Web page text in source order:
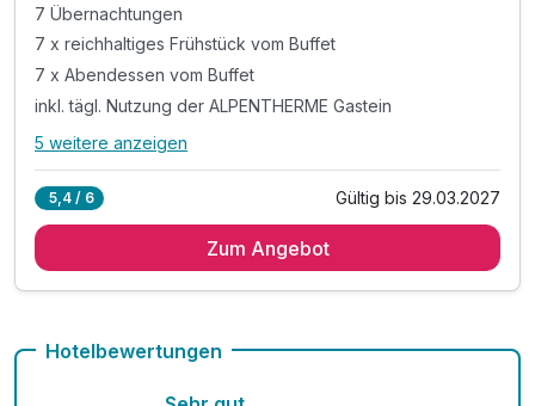
7 Übernachtungen
7 x reichhaltiges Frühstück vom Buffet
7 x Abendessen vom Buffet
inkl. tägl. Nutzung der ALPENTHERME Gastein
Alle Inklusivleistungen
7 x reichhaltiges Frühstück vom Buffet
in den Sommermonaten inkl. Gasteiner Bergbahnen*
5 weitere anzeigen
5,4 / 6 Gültig bis 29.03.2027
Zum Angebot
Hotelbewertungen